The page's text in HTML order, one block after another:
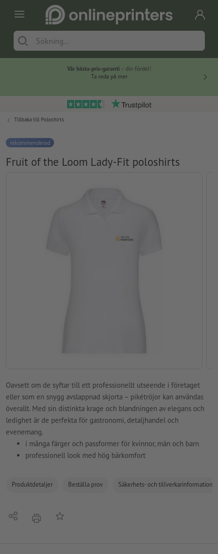
Vår bästa-pris-garanti – din fördel!
Ta reda på mer
Tillbaka till Poloshirts
rekommenderad
Fruit of the Loom Lady-Fit poloshirts
Oavsett om de syftar till ett professionellt utseende i företaget
eller som en snygg avslappnad skjorta – pikétröjor kan användas
överallt. Med sin distinkta krage och blandningen av elegans och
ledighet är de perfekta för gastronomi, detaljhandel och
evenemang.
i många färger och passformer för kvinnor, män och barn
professionell look med hög bärkomfort
Produktdetaljer Beställa prov Säkerhets- och tillverkarinformation
Dela erbjudandePå anteckningslistan